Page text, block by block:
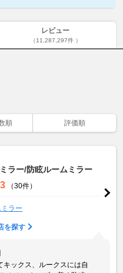
レビュー
（11,287,297件 ）
順 評価順
ラー/防眩ルームミラー
（30件）
ラー
を探す
ックス、ルークスには自